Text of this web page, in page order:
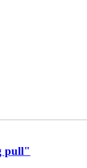
pull"